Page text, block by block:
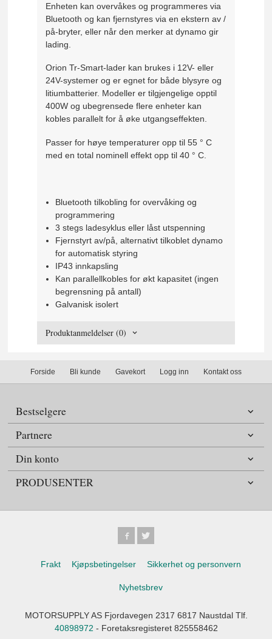
Enheten kan overvåkes og programmeres via
Bluetooth og kan fjernstyres via en ekstern av /
på-bryter, eller når den merker at dynamo gir
lading.
Orion Tr-Smart-lader kan brukes i 12V- eller
24V-systemer og er egnet for både blysyre og
litiumbatterier. Modeller er tilgjengelige opptil
400W og ubegrensede flere enheter kan
kobles parallelt for å øke utgangseffekten.
Passer for høye temperaturer opp til 55 ° C
med en total nominell effekt opp til 40 ° C.
Bluetooth tilkobling for overvåking og
programmering
3 stegs ladesyklus eller låst utspenning
Fjernstyrt av/på, alternativt tilkoblet dynamo
for automatisk styring
IP43 innkapsling
Kan parallellkobles for økt kapasitet (ingen
begrensning på antall)
Galvanisk isolert
Produktanmeldelser (0)
Forside Bli kunde Gavekort Logg inn Kontakt oss
Bestselgere
Partnere
Din konto
PRODUSENTER
Frakt Kjøpsbetingelser Sikkerhet og personvern
Nyhetsbrev
MOTORSUPPLY AS Fjordavegen 2317 6817 Naustdal Tlf.
40898972 - Foretaksregisteret 825558462